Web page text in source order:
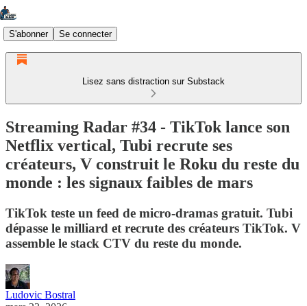
S'abonner Se connecter
Lisez sans distraction sur Substack
Streaming Radar #34 - TikTok lance son
Netflix vertical, Tubi recrute ses
créateurs, V construit le Roku du reste du
monde : les signaux faibles de mars
TikTok teste un feed de micro-dramas gratuit. Tubi
dépasse le milliard et recrute des créateurs TikTok. V
assemble le stack CTV du reste du monde.
Ludovic Bostral